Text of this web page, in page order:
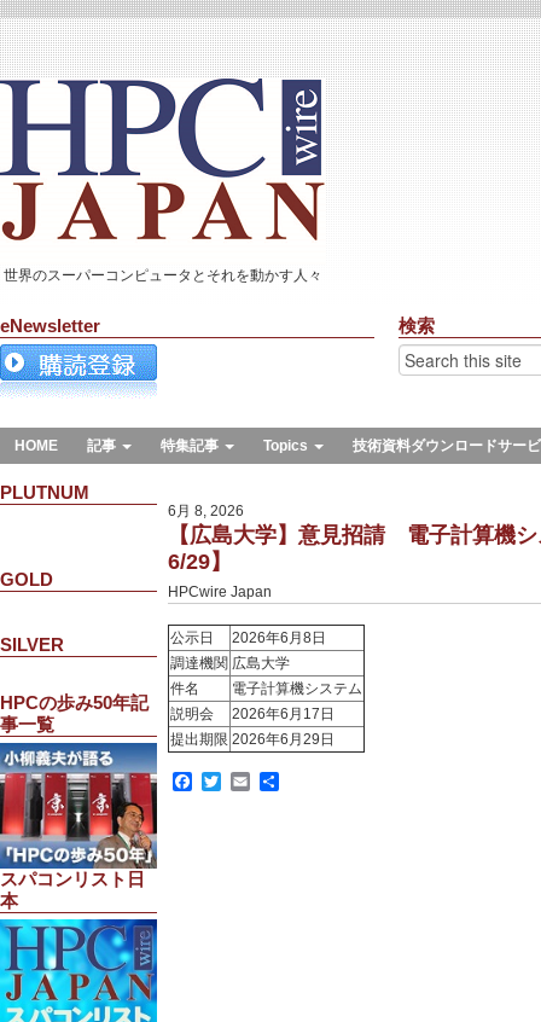
世界のスーパーコンピュータとそれを動かす人々
eNewsletter 検索
HOME 記事 特集記事 Topics 技術資料ダウンロードサー
PLUTNUM
GOLD
SILVER
HPCの歩み50年記
事一覧
スパコンリスト日
本
6月 8, 2026
【広島大学】意見招請 電子計算機
6/29】
HPCwire Japan
公示日
2026年6月8日
調達機関 広島大学
件名
電子計算機システム
説明会
2026年6月17日
提出期限 2026年6月29日
Facebook
TwitterEmail
共